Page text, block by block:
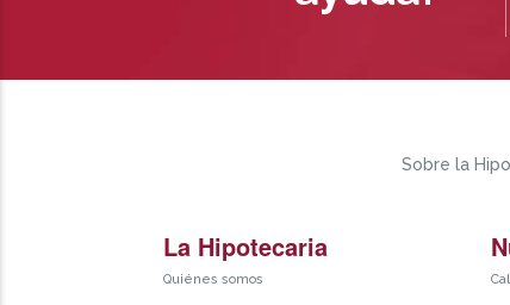
Sobre la
La Hipotecaria
Quiénes somos